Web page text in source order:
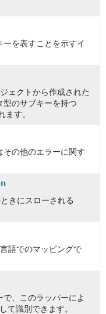
を表すことを示すイ
ェクトから作成された
型のサブキーを持つ
ます。
の他のエラーに関す
きにスローされる
語でのマッピングで
、このラッパーによ
て識別できます。